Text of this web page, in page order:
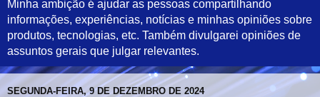
Minha ambição é ajudar as pessoas compartilhando
informações, experiências, notícias e minhas opiniões sobre
produtos, tecnologias, etc. Também divulgarei opiniões de
assuntos gerais que julgar relevantes.
SEGUNDA-FEIRA, 9 DE DEZEMBRO DE 2024